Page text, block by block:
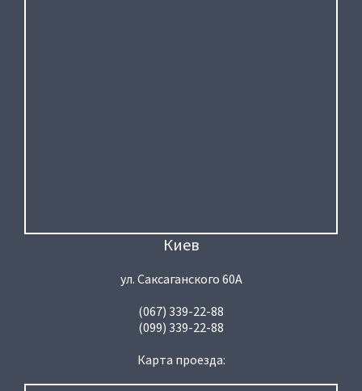
Киев
ул. Саксаганского 60А
(067) 339-22-88
(099) 339-22-88
Карта проезда: